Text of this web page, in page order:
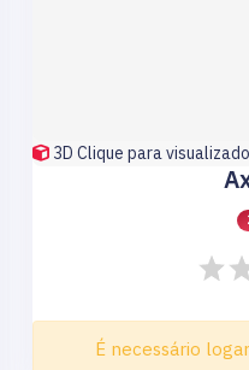
3D Clique para
É necessário